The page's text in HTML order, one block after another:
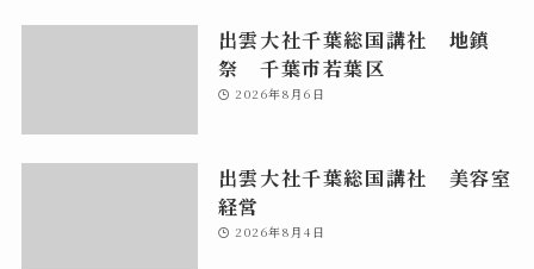
出雲大社千葉総国講社 地鎮
祭 千葉市若葉区
2026年8月6日
出雲大社千葉総国講社 美容室
経営
2026年8月4日